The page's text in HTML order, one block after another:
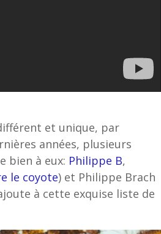
et unique, par
années, plusieurs
bien à eux: Philippe B,
le coyote) et Philippe Brach
à cette exquise liste de